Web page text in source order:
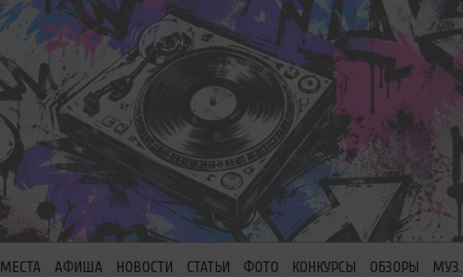
МЕСТА АФИША НОВОСТИ СТАТЬИ ФОТО КОНКУРСЫ ОБЗОРЫ